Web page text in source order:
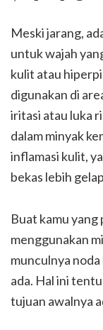
Meski jarang,
untuk wajah
kulit atau
digunakan di
iritasi atau luka
dalam minyak
inflamasi kulit,
bekas lebih
Buat kamu
menggunakan
munculnya
ada. Hal ini
tujuan awalnya